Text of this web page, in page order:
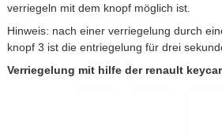
verriegeln mit dem knopf möglich ist.
Hinweis: nach einer verriegelung durch
knopf 3 ist die entriegelung für drei
Verriegelung mit hilfe der renault